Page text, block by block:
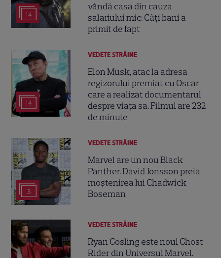
14
vândă casa din cauza
salariului mic: Câți bani a
primit de fapt
14
VEDETE STRĂINE
Elon Musk, atac la adresa
regizorului premiat cu Oscar
care a realizat documentarul
despre viața sa. Filmul are 232
de minute
3
VEDETE STRĂINE
Marvel are un nou Black
Panther. David Jonsson preia
moștenirea lui Chadwick
Boseman
VEDETE STRĂINE
Ryan Gosling este noul Ghost
Rider din Universul Marvel.